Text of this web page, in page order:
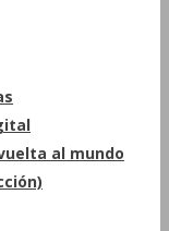
al mundo